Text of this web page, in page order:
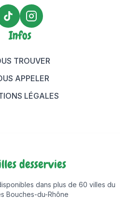
TikTok Maison Bagels
Instagram Maison Bagels
Infos
TROUVER
APPELER
LÉGALES
desservies
dans plus de 60 villes du
Bouches-du-Rhône